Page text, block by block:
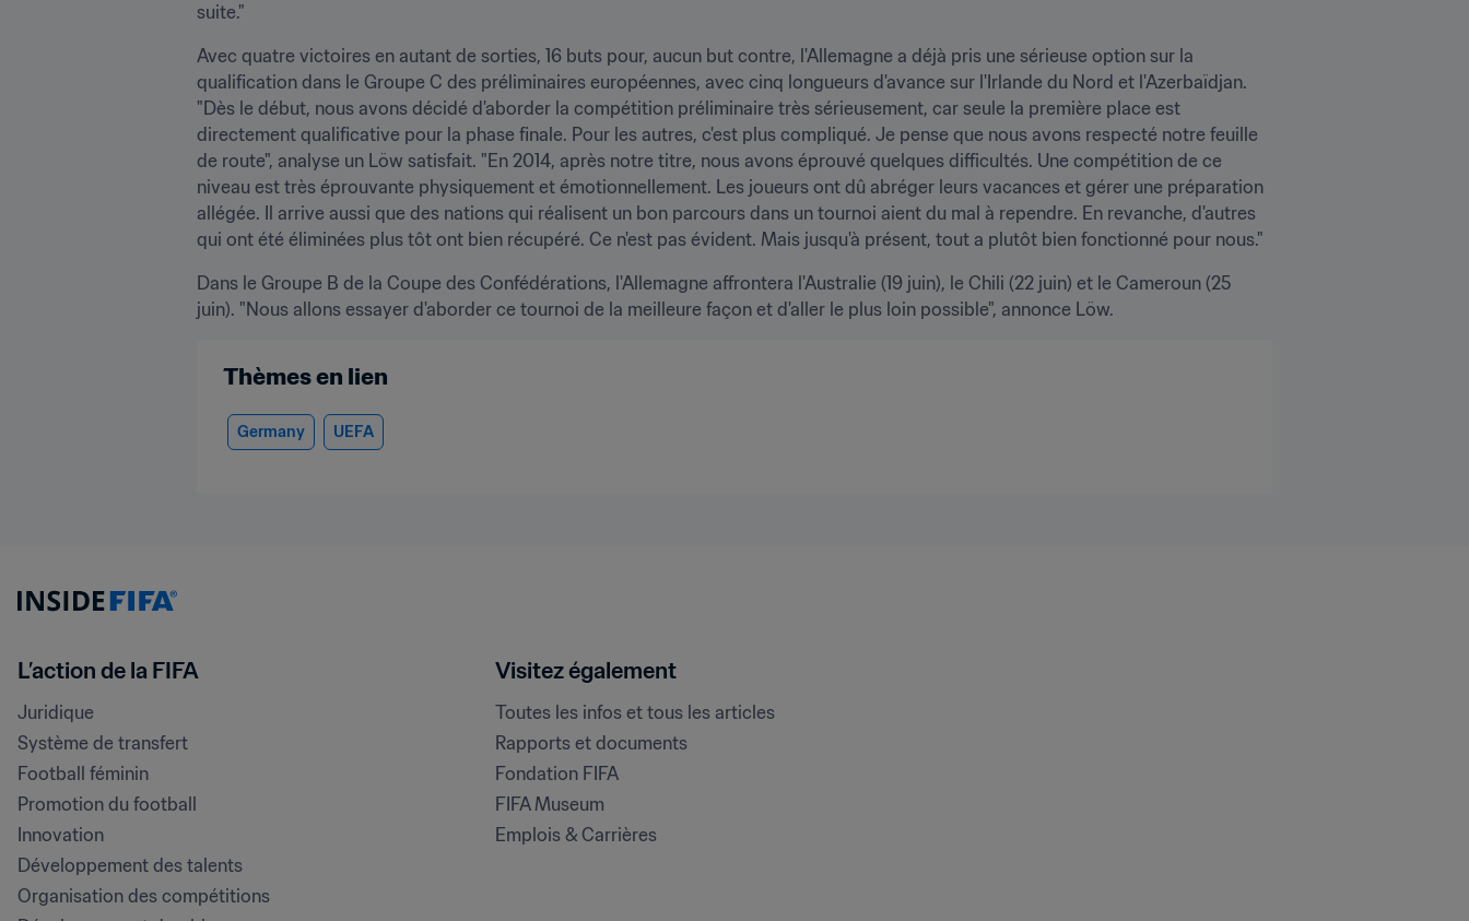
suite."
Avec quatre victoires en autant de sorties, 16 buts pour, aucun but contre, l'Allemagne a déjà pris une sérieuse option sur la
qualification dans le Groupe C des préliminaires européennes, avec cinq longueurs d'avance sur l'Irlande du Nord et l'Azerbaïdjan.
"Dès le début, nous avons décidé d'aborder la compétition préliminaire très sérieusement, car seule la première place est
directement qualificative pour la phase finale. Pour les autres, c'est plus compliqué. Je pense que nous avons respecté notre feuille
de route", analyse un Löw satisfait. "En 2014, après notre titre, nous avons éprouvé quelques difficultés. Une compétition de ce
niveau est très éprouvante physiquement et émotionnellement. Les joueurs ont dû abréger leurs vacances et gérer une préparation
allégée. Il arrive aussi que des nations qui réalisent un bon parcours dans un tournoi aient du mal à rependre. En revanche, d'autres
qui ont été éliminées plus tôt ont bien récupéré. Ce n'est pas évident. Mais jusqu'à présent, tout a plutôt bien fonctionné pour nous."
Dans le Groupe B de la Coupe des Confédérations, l'Allemagne affrontera l'Australie (19 juin), le Chili (22 juin) et le Cameroun (25
juin). "Nous allons essayer d'aborder ce tournoi de la meilleure façon et d'aller le plus loin possible", annonce Löw.
Thèmes en lien
Germany UEFA
L’action de la FIFA
Juridique
Système de transfert
Football féminin
Promotion du football
Innovation
Développement des talents
Organisation des compétitions
Visitez également
Toutes les infos et tous les articles
Rapports et documents
Fondation FIFA
FIFA Museum
Emplois & Carrières